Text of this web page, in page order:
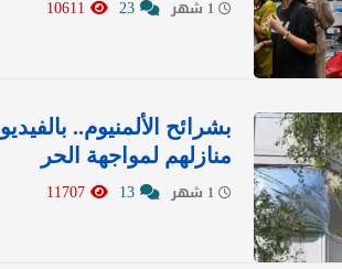
بشرائح الألمنيوم..
منازلهم لمواجهة الحر